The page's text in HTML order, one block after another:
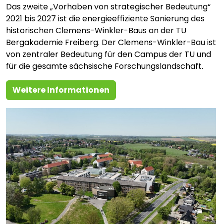
Das zweite „Vorhaben von strategischer Bedeutung“
2021 bis 2027 ist die energieeffiziente Sanierung des
historischen Clemens-Winkler-Baus an der TU
Bergakademie Freiberg. Der Clemens-Winkler-Bau ist
von zentraler Bedeutung für den Campus der TU und
für die gesamte sächsische Forschungslandschaft.
Weitere Informationen